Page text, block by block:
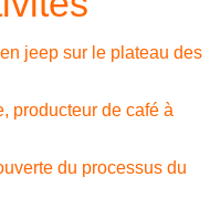
jeep sur le plateau des
producteur de café à
du processus du